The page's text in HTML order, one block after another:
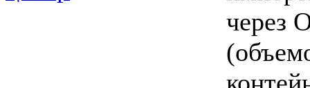
через